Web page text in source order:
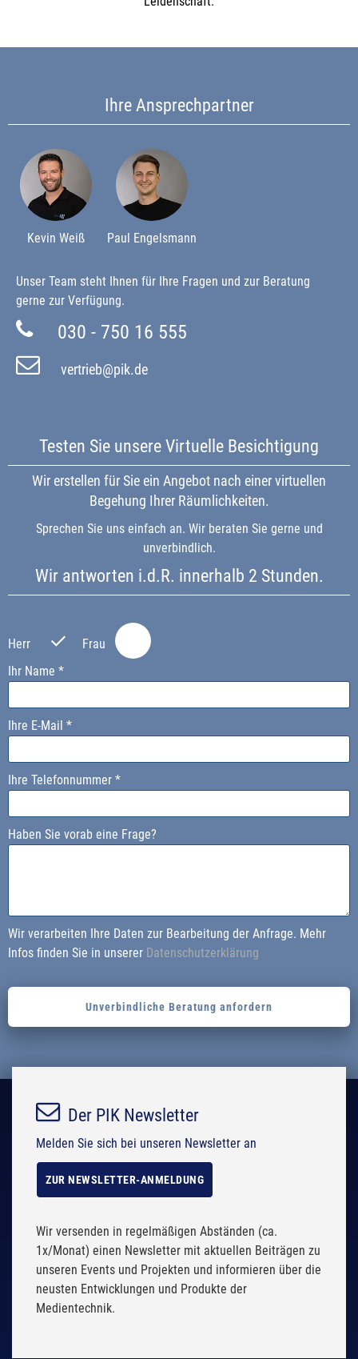
Ihre Ansprechpartner
Kevin Weiß Paul Engelsmann
Unser Team steht Ihnen für Ihre Fragen und zur Beratung
gerne zur Verfügung.
030 - 750 16 555
vertrieb@pik.de
Testen Sie unsere Virtuelle Besichtigung
Wir erstellen für Sie ein Angebot nach einer virtuellen
Begehung Ihrer Räumlichkeiten.
Sprechen Sie uns einfach an. Wir beraten Sie gerne und
unverbindlich.
Wir antworten i.d.R. innerhalb 2 Stunden.
e
a
s
e
a
v
t
h
i
e
l
y
e
a
e
l
a
v
h
i
e
l
Herr
Frau
Ihr Name *
Ihre E-Mail *
Ihre Telefonnummer *
Haben Sie vorab eine Frage?
Wir verarbeiten Ihre Daten zur Bearbeitung der Anfrage. Mehr
Infos finden Sie in unserer Datenschutzerklärung
Der PIK Newsletter
Melden Sie sich bei unseren Newsletter an
ZUR NEWSLETTER-ANMELDUNG
Wir versenden in regelmäßigen Abständen (ca.
1x/Monat) einen Newsletter mit aktuellen Beiträgen zu
unseren Events und Projekten und informieren über die
neusten Entwicklungen und Produkte der
Medientechnik.